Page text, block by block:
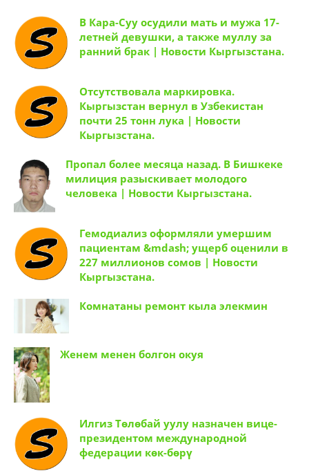
чемпионате Азии GAMMA —
В Кара-Суу осудили мать и мужа 17-
летней девушки, а также муллу за
Отсутствовала маркировка.
Кыргызстан вернул в Узбекистан
почти 25 тонн лука | Новости
Кыргызстана.
Пропал более месяца назад. В Бишкеке
милиция разыскивает молодого
Гемодиализ оформляли умершим
пациентам &mdash; ущерб оценили в
227 миллионов сомов | Новости
Кыргызстана.
Илгиз Төлөбай уулу назначен вице-
президентом международной